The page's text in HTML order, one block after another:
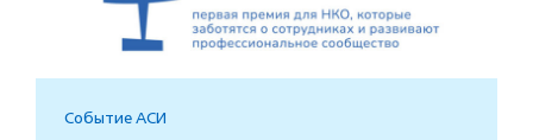
Событие АСИ